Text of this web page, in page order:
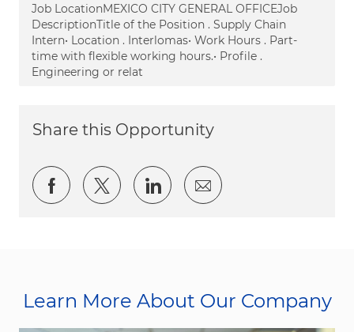
Job LocationMEXICO CITY GENERAL OFFICEJob
DescriptionTitle of the Position . Supply Chain
Intern• Location . Interlomas• Work Hours . Part-
time with flexible working hours.• Profile .
Engineering or relat
Share this Opportunity
Share via Facebook
Share via twitter
Share via LinkedIn
Share via email
Learn More About Our Company